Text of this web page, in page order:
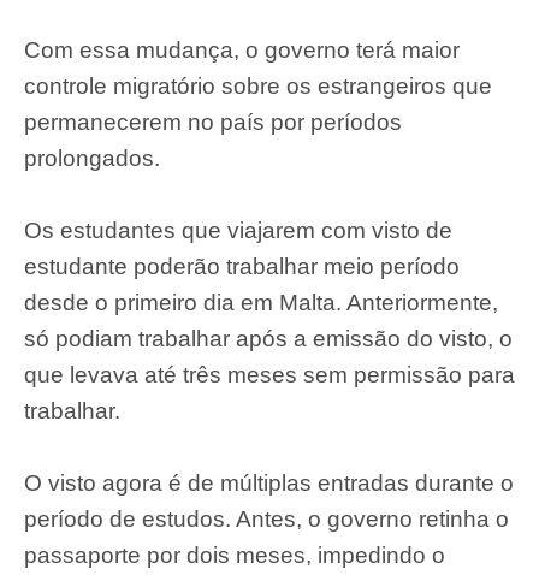
Com essa mudança, o governo terá maior
controle migratório sobre os estrangeiros que
permanecerem no país por períodos
prolongados.
Os estudantes que viajarem com visto de
estudante poderão trabalhar meio período
desde o primeiro dia em Malta. Anteriormente,
só podiam trabalhar após a emissão do visto, o
que levava até três meses sem permissão para
trabalhar.
O visto agora é de múltiplas entradas durante o
período de estudos. Antes, o governo retinha o
passaporte por dois meses, impedindo o